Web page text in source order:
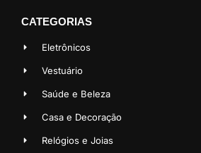
CATEGORIAS
Eletrônicos
Vestuário
Saúde e Beleza
Casa e Decoração
Relógios e Joias